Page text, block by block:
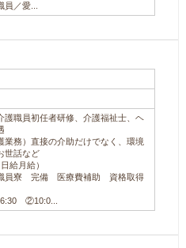
／愛...
職員初任者研修、介護福祉士、ヘ
務）直接の介助だけでなく、環境
世話など
給月給）
員寮 完備 医療費補助 資格取得
②10:0...